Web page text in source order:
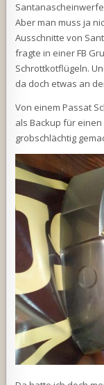
Aber man muss ja
Ausschnitte von
fragte in einer FB
Schrottkotflügeln.
da doch etwas an
Von einem Passat
als Backup für
grobschlächtig